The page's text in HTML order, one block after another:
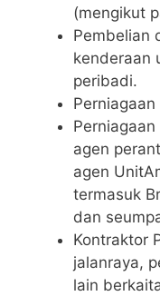
(mengikut
Pembelian
kenderaan
peribadi.
agen
agen
termasuk
dan
Kontraktor
jalanraya,
lain